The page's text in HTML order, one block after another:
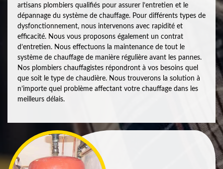
artisans plombiers qualifiés pour assurer l’entretien et le
dépannage du système de chauffage. Pour différents types de
dysfonctionnement, nous intervenons avec rapidité et
efficacité. Nous vous proposons également un contrat
d’entretien. Nous effectuons la maintenance de tout le
système de chauffage de manière régulière avant les pannes.
Nos plombiers chauffagistes répondront à vos besoins quel
que soit le type de chaudière. Nous trouverons la solution à
n’importe quel problème affectant votre chauffage dans les
meilleurs délais.